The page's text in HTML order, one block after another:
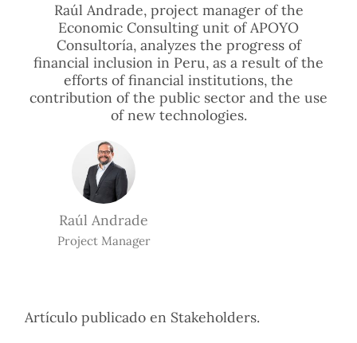
Raúl Andrade, project manager of the
Economic Consulting unit of APOYO
Consultoría, analyzes the progress of
financial inclusion in Peru, as a result of the
efforts of financial institutions, the
contribution of the public sector and the use
of new technologies.
Raúl Andrade
Project Manager
Artículo publicado en Stakeholders.